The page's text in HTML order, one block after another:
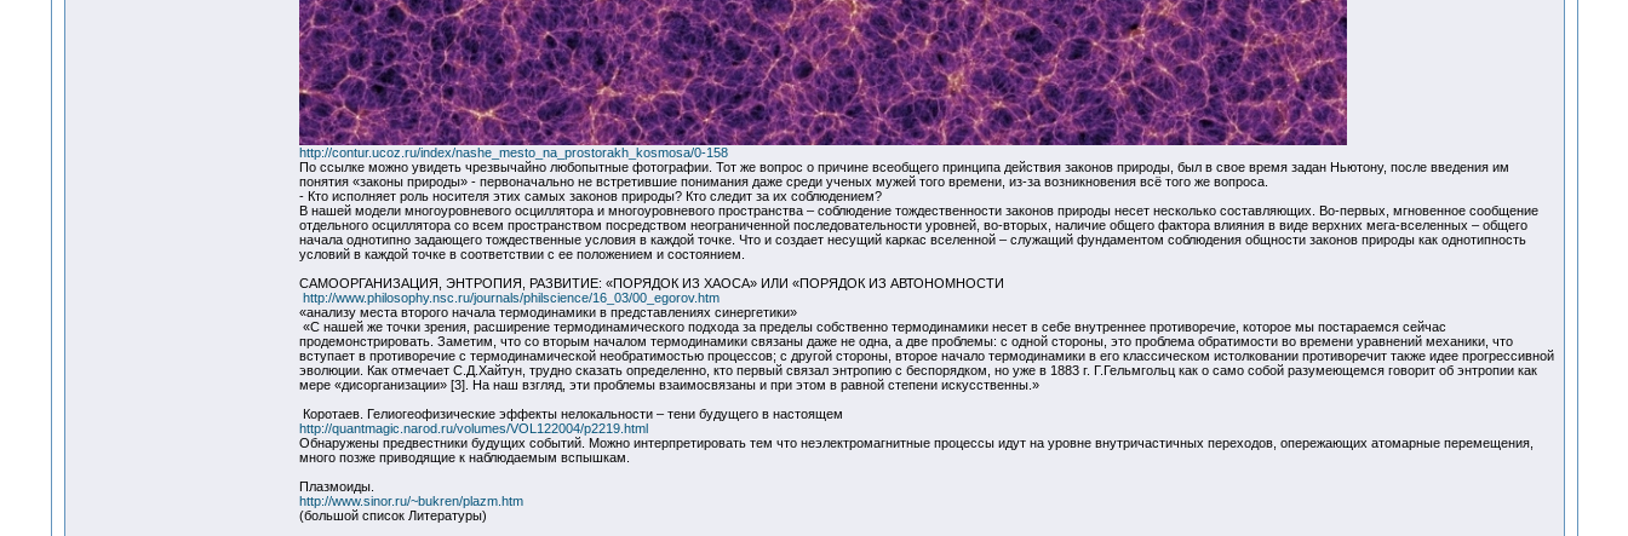
http://contur.ucoz.ru/index/nashe_mesto_na_prostorakh_kosmosa/0-158
По ссылке можно увидеть чрезвычайно любопытные фотографии. Тот же вопрос о причине всеобщего принципа действия законов природы, был в свое время задан Ньютону, после введения им
понятия «законы природы» - первоначально не встретившие понимания даже среди ученых мужей того времени, из-за возникновения всё того же вопроса.
- Кто исполняет роль носителя этих самых законов природы? Кто следит за их соблюдением?
В нашей модели многоуровневого осциллятора и многоуровневого пространства – соблюдение тождественности законов природы несет несколько составляющих. Во-первых, мгновенное сообщение
отдельного осциллятора со всем пространством посредством неограниченной последовательности уровней, во-вторых, наличие общего фактора влияния в виде верхних мега-вселенных – общего
начала однотипно задающего тождественные условия в каждой точке. Что и создает несущий каркас вселенной – служащий фундаментом соблюдения общности законов природы как однотипность
условий в каждой точке в соответствии с ее положением и состоянием.
САМООРГАНИЗАЦИЯ, ЭНТРОПИЯ, РАЗВИТИЕ: «ПОРЯДОК ИЗ ХАОСА» ИЛИ «ПОРЯДОК ИЗ АВТОНОМНОСТИ
http://www.philosophy.nsc.ru/journals/philscience/16_03/00_egorov.htm
«анализу места второго начала термодинамики в представлениях синергетики»
«С нашей же точки зрения, расширение термодинамического подхода за пределы собственно термодинамики несет в себе внутреннее противоречие, которое мы постараемся сейчас
продемонстрировать. Заметим, что со вторым началом термодинамики связаны даже не одна, а две проблемы: с одной стороны, это проблема обратимости во времени уравнений механики, что
вступает в противоречие с термодинамической необратимостью процессов; с другой стороны, второе начало термодинамики в его классическом истолковании противоречит также идее прогрессивной
эволюции. Как отмечает С.Д.Хайтун, трудно сказать определенно, кто первый связал энтропию с беспорядком, но уже в 1883 г. Г.Гельмгольц как о само собой разумеющемся говорит об энтропии как
мере «дисорганизации» [3]. На наш взгляд, эти проблемы взаимосвязаны и при этом в равной степени искусственны.»
Коротаев. Гелиогеофизические эффекты нелокальности – тени будущего в настоящем
http://quantmagic.narod.ru/volumes/VOL122004/p2219.html
Обнаружены предвестники будущих событий. Можно интерпретировать тем что неэлектромагнитные процессы идут на уровне внутричастичных переходов, опережающих атомарные перемещения,
много позже приводящие к наблюдаемым вспышкам.
Плазмоиды.
http://www.sinor.ru/~bukren/plazm.htm
(большой список Литературы)